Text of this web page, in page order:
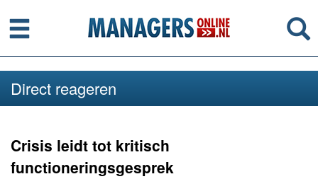
Menu
Direct reageren
Crisis leidt tot kritisch
functioneringsgesprek